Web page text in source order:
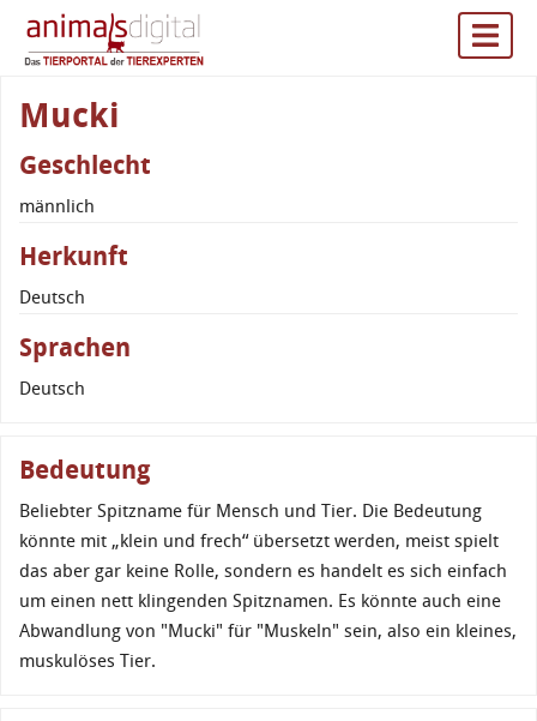
Mucki
Geschlecht
männlich
Herkunft
Deutsch
Sprachen
Deutsch
Bedeutung
Beliebter Spitzname für Mensch und Tier. Die Bedeutung
könnte mit „klein und frech“ übersetzt werden, meist spielt
das aber gar keine Rolle, sondern es handelt es sich einfach
um einen nett klingenden Spitznamen. Es könnte auch eine
Abwandlung von "Mucki" für "Muskeln" sein, also ein kleines,
muskulöses Tier.